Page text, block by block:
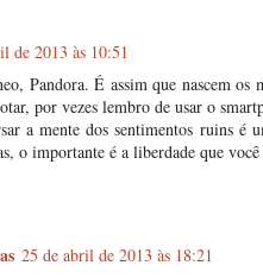
de 2013 às 10:51
Pandora. É assim que nascem
por vezes lembro de usar o
a mente dos sentimentos ruins é
o importante é a liberdade que
25 de abril de 2013 às 18:21